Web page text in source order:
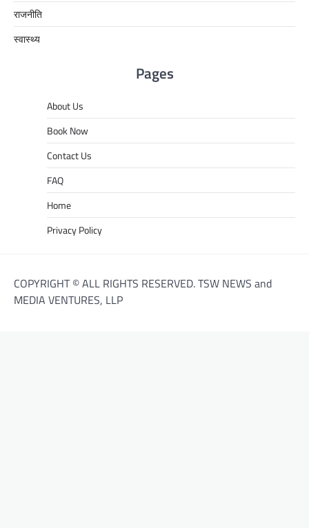
राजनीति
स्वास्थ्य
Pages
About Us
Book Now
Contact Us
FAQ
Home
Privacy Policy
COPYRIGHT © ALL RIGHTS RESERVED. TSW NEWS and
MEDIA VENTURES, LLP